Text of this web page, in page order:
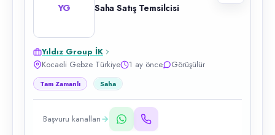
YG Saha Satış Temsilcisi
Yıldız Group İK
Kocaeli Gebze Türkiye
1 ay önce Görüşülür
Tam Zamanlı Saha
Başvuru kanalları